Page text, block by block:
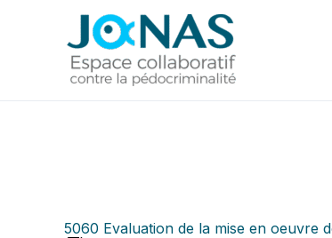
5060 Evaluation de la mise en oeuvre